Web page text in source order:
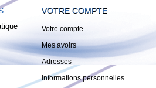
VOTRE COMPTE
Votre compte
Mes avoirs
Adresses
Informations personnelles